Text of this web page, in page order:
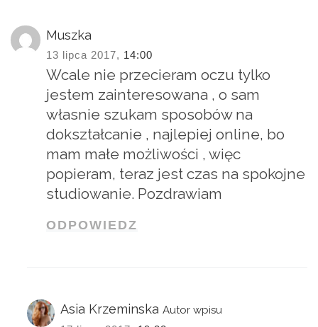
Muszka
13 lipca 2017, 14:00
Wcale nie przecieram oczu tylko
jestem zainteresowana , o sam
własnie szukam sposobów na
dokształcanie , najlepiej online, bo
mam małe możliwości , więc
popieram, teraz jest czas na spokojne
studiowanie. Pozdrawiam
ODPOWIEDZ
Asia Krzeminska Autor wpisu